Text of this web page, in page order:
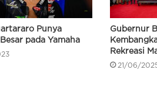
Punya
pada Yamaha
Gubernur
Rekreasi
21/06/